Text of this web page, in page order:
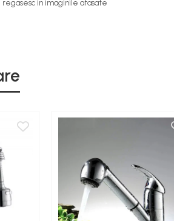
in imaginile atasate